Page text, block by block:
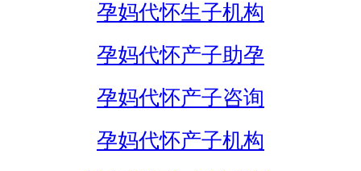
孕妈代怀生子机构
孕妈代怀产子助孕
孕妈代怀产子咨询
孕妈代怀产子机构